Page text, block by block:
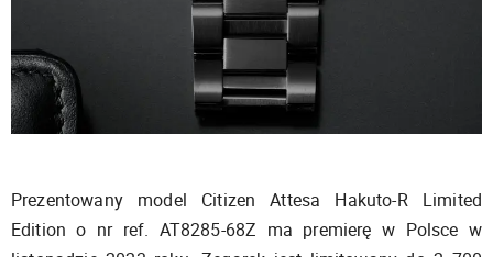
Prezentowany model Citizen Attesa Hakuto-R Limited
Edition o nr ref. AT8285-68Z ma premierę w Polsce w